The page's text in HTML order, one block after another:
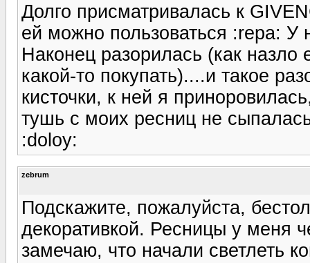
Долго присматривалась к
ей можно пользоваться :repa: У
Наконец разорилась (как
какой-то покупать)....и такое
кисточки, к ней я
тушь с моих ресниц не
:doloy:
zebrum
Подскажите, пожалуйста,
декоративкой. Ресницы у меня
замечаю, что начали светлеть